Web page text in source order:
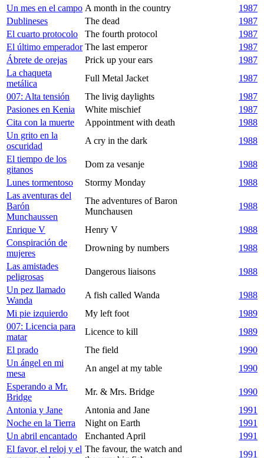
Un mes en el campo A month in the country
1987
Dublineses
The dead
1987
El cuarto protocolo
The fourth protocol
1987
El último emperador The last emperor
1987
Ábrete de orejas
Prick up your ears
1987
La chaqueta
metálica
Full Metal Jacket
1987
007: Alta tensión
The livig daylights
1987
Pasiones en Kenia
White mischief
1987
Cita con la muerte
Appointment with death
1988
Un grito en la
oscuridad
A cry in the dark
1988
El tiempo de los
gitanos
Dom za vesanje
1988
Lunes tormentoso
Stormy Monday
1988
Las aventuras del
Barón
Munchaussen
The adventures of Baron
Munchausen
1988
Enrique V Henry V
1988
Conspiración de
mujeres
Drowning by numbers
1988
Las amistades
peligrosas
Dangerous liaisons
1988
Un pez llamado
Wanda
A fish called Wanda
1988
Mi pie izquierdo
My left foot
1989
007: Licencia para
matar
Licence to kill
1989
El prado
The field
1990
Un ángel en mi
mesa
An angel at my table
1990
Esperando a Mr.
Bridge
Mr. & Mrs. Bridge
1990
Antonia y Jane
Antonia and Jane
1991
Noche en la Tierra
Night on Earth
1991
Un abril encantado
Enchanted April
1991
El favor, el reloj y el The favour, the watch and
1991